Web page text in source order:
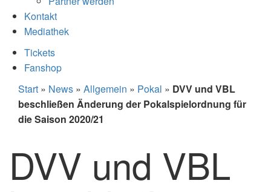
Kontakt
Mediathek
Tickets
Fanshop
Start » News » Allgemein » Pokal » DVV und VBL
beschließen Änderung der Pokalspielordnung für
die Saison 2020/21
DVV und VBL